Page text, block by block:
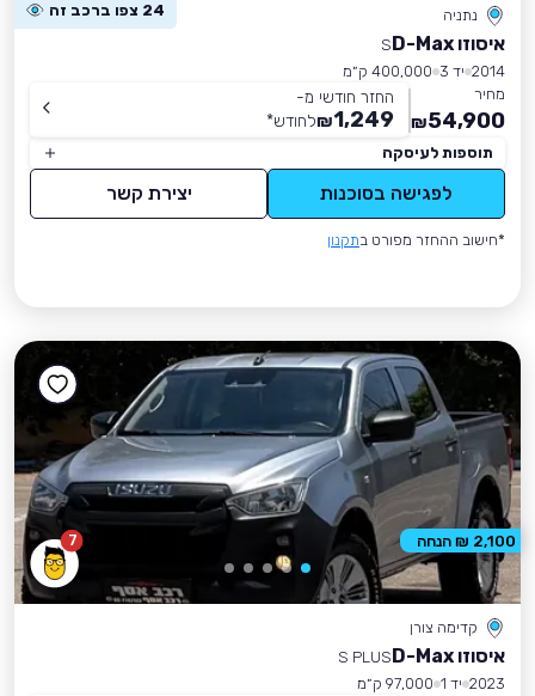
נתניה 24 צפו ברכב זה
איסוזו D-Max
S
2014 יד 3
400,000 ק״מ
מחיר
54,900
₪
החזר חודשי מ-
1,249
₪לחודש*
תוספות לעיסקה
לפגישה בסוכנות יצירת קשר
*חישוב ההחזר מפורט בתקנון
7
קדימה צורן
איסוזו D-Max
S PLUS
2023 יד 1
97,000 ק״מ
2,100 ₪ הנחה